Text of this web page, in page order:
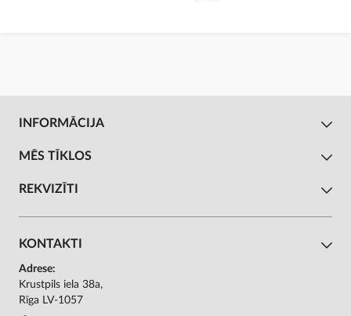
INFORMĀCIJA
MĒS TĪKLOS
REKVIZĪTI
KONTAKTI
Adrese:
Krustpils iela 38a,
Rīga LV-1057